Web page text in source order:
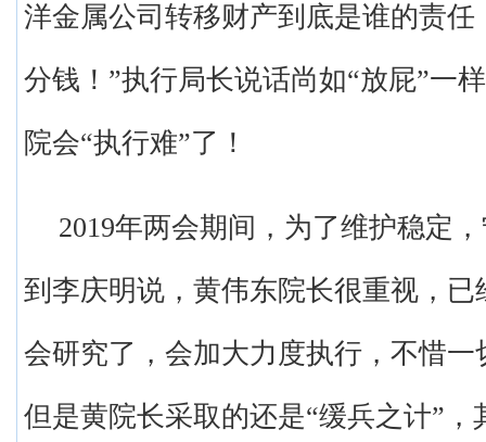
洋金属公司转移财产到底是谁的责任
分钱！”执行局长说话尚如“放屁”一
院会“执行难”了！
2019年两会期间，为了维护稳定
到李庆明说，黄伟东院长很重视，已
会研究了，会加大力度执行，不惜一
但是黄院长采取的还是“缓兵之计”，